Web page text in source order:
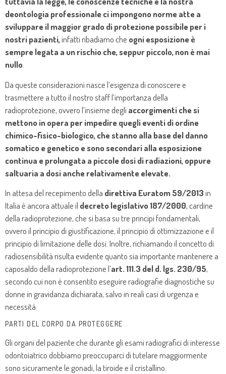
deontologia professionale ci impongono norme atte a
sviluppare il maggior grado di protezione possibile per i
nostri pazienti,infatti ribadiamo che ogni esposizione è
sempre legata a un rischio che, seppur piccolo, non è mai
nullo
Da queste considerazioni nasce l’esigenza di conoscere e
trasmettere a tutto il nostro staff l’importanza della
radioprotezione, ovvero l’insieme degliaccorgimenti che si
mettono in opera per impedire quegli eventi di ordine
chimico-fisico-biologico, che stanno alla base del danno
somatico e genetico e sono secondari alla esposizione
continua e prolungata a piccole dosi di radiazioni, oppure
saltuaria a dosi anche relativamente elevate.
In attesa del recepimento della direttiva Euratom 59/2013in
Italia è ancora attuale il decreto legislativo 187/2000, cardine
della radioprotezione, che si basa su tre principi fondamentali,
ovvero il principio di giustificazione, il principio di ottimizzazione e il
principio di limitazione delle dosi. Inoltre, richiamando il concetto di
radiosensibilità risulta evidente quanto sia importante mantenere a
caposaldo della radioprotezione l’art. 111.3 del d. lgs. 230/95,
secondo cui non è consentito eseguire radiografie diagnostiche su
donne in gravidanza dichiarata, salvo in reali casi di urgenza e
necessità.
PARTI DEL CORPO DA PROTEGGERE
Gli organi del paziente che durante gli esami radiografici di interesse
odontoiatrico dobbiamo preoccuparci di tutelare maggiormente
sono sicuramente le gonadi, la tiroide e il cristallino.